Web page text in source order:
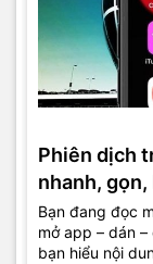
Phiên dịch
nhanh, gọn,
Bạn đang đọc
mở app – dán
bạn hiểu nội